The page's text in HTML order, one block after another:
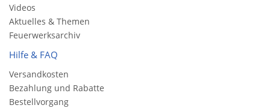
Videos
Aktuelles & Themen
Feuerwerksarchiv
Hilfe & FAQ
Versandkosten
Bezahlung und Rabatte
Bestellvorgang